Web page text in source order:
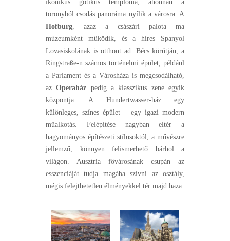
ikonikus gótikus temploma, ahonnan a
toronyból csodás panoráma nyílik a városra. A
Hofburg, azaz a császári palota ma
múzeumként működik, és a híres Spanyol
Lovasiskolának is otthont ad. Bécs körútján, a
Ringstraße-n számos történelmi épület, például
a Parlament és a Városháza is megcsodálható,
azOperaház pedig a klasszikus zene egyik
központja. A Hundertwasser-ház egy
különleges, színes épület – egy igazi modern
műalkotás. Felépítése nagyban eltér a
hagyományos építészeti stílusoktól, a művészre
jellemző, könnyen felismerhető bárhol a
világon. Ausztria fővárosának csupán az
esszenciáját tudja magába szívni az osztály,
mégis felejthetetlen élményekkel tér majd haza.